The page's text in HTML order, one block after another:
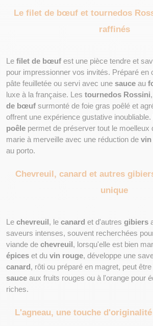
Le filet de bœuf et tournedos
raffinés
Le filet de bœuf est une pièce tendre et
pour impressionner vos invités. Préparé en
pâte feuilletée ou servi avec une sauce au
luxe à la française. Les tournedos Rossini
de bœuf surmonté de foie gras poêlé et
poêle permet de préserver tout le moelleux
marie à merveille avec une réduction de vin
au porto.
Chevreuil, canard et autres
unique
Le chevreuil , le canard et d'autres gibiers
saveurs intenses, souvent recherchées
viande de chevreuil
épices et du vin rouge
canard
sauce aux fruits rouges ou à l'orange pour
riches.
L'agneau, une touche